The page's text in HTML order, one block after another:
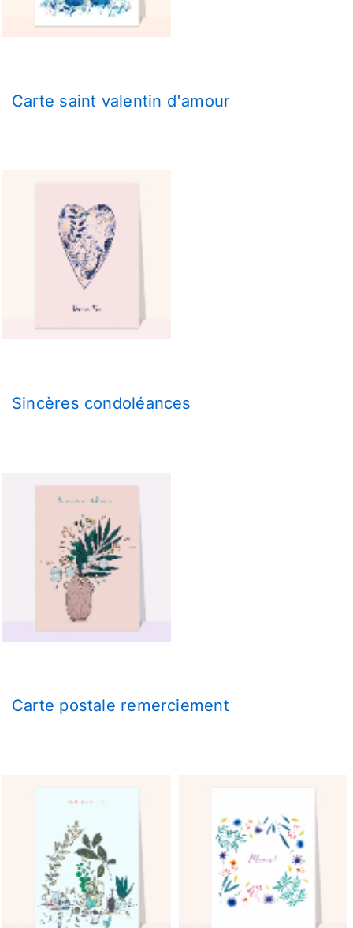
Carte saint valentin d'amour
Sincères condoléances
Carte postale remerciement